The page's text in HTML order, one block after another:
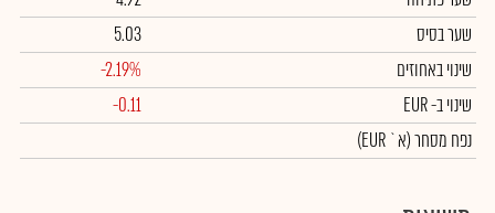
שער בסיס
5.03
שינוי באחוזים
-2.19%
שינויב- EUR
-0.11
נפח מסחר(א` EUR)